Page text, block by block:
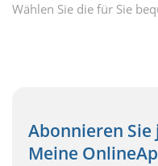
Wählen Sie die für Sie
Abonnieren Sie
Meine